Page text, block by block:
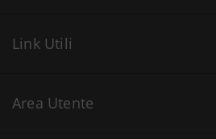
Link Utili
Area Utente